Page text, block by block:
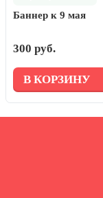
Баннер к 9 мая
300 руб.
В КОРЗИНУ